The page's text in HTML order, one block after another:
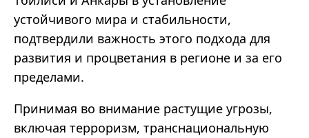
устойчивого мира и стабильности,
подтвердили важность этого подхода для
развития и процветания в регионе и за его
пределами.
Принимая во внимание растущие угрозы,
включая терроризм, транснациональную